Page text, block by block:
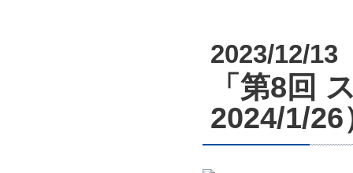
2023/12/13
「第8回
2024/1/